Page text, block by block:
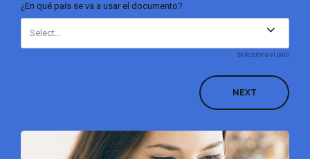
¿En qué país se va a usar el documento?
Select...
Selecciona el païs
NEXT
¿Cuál es tu Nombre completo? (requerido)